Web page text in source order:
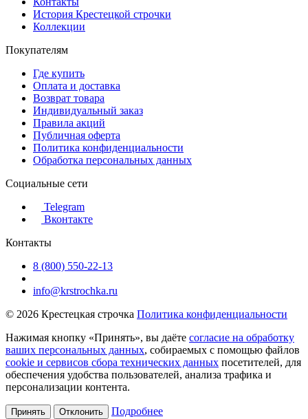
История Крестецкой строчки
Коллекции
Покупателям
Где купить
Оплата и доставка
Возврат товара
Индивидуальный заказ
Правила акций
Публичная оферта
Политика конфиденциальности
Обработка персональных данных
Социальные сети
Telegram
Вконтакте
Контакты
8 (800) 550-22-13
info@krstrochka.ru
© 2026 Крестецкая строчка Политика конфиденциальности
Нажимая кнопку «Принять», вы даёте согласие на обработку
ваших персональных данных, собираемых с помощью файлов
cookie и сервисов сбора технических данных посетителей, для
обеспечения удобства пользователей, анализа трафика и
персонализации контента.
Принять Отклонить Подробнее